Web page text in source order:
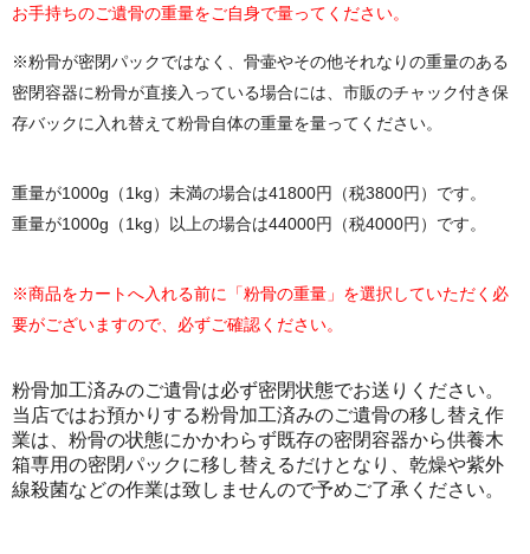
お手持ちのご遺骨の重量をご自身で量ってください。
※粉骨が密閉パックではなく、骨壷やその他それなりの重量のある
密閉容器に粉骨が直接入っている場合には、市販のチャック付き保
存バックに入れ替えて粉骨自体の重量を量ってください。
重量が1000g（1kg）未満の場合は41800円（税3800円）です。
重量が1000g（1kg）以上の場合は44000円（税4000円）です。
※商品をカートへ入れる前に「粉骨の重量」を選択していただく必
要がございますので、必ずご確認ください。
粉骨加工済みのご遺骨は必ず密閉状態でお送りください。
当店ではお預かりする粉骨加工済みのご遺骨の移し替え作
業は、粉骨の状態にかかわらず既存の密閉容器から供養木
箱専用の密閉パックに移し替えるだけとなり、乾燥や紫外
線殺菌などの作業は致しませんので予めご了承ください。